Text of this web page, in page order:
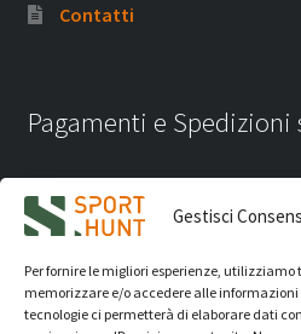
Gestisci
Per fornire le migliori esperienze, utilizziamo
memorizzare e/o accedere alle informazioni
tecnologie ci permetterà di elaborare dati
Contatti
Pagamenti e Spedizioni